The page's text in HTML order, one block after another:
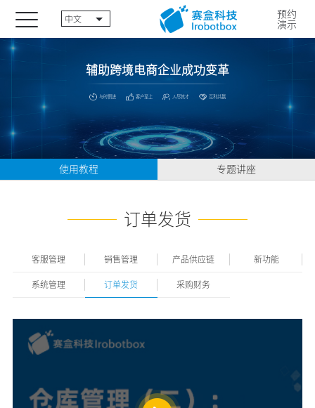
预约
演示
中文
辅助跨境电商企业成功变革
与时俱进 客户至上 人尽其才 互利共赢
使用教程 专题讲座
订单发货
客服管理 销售管理 产品供应链 新功能
系统管理 订单发货 采购财务